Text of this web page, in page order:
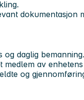
dokumentasjon
daglig bemanning.
av
og